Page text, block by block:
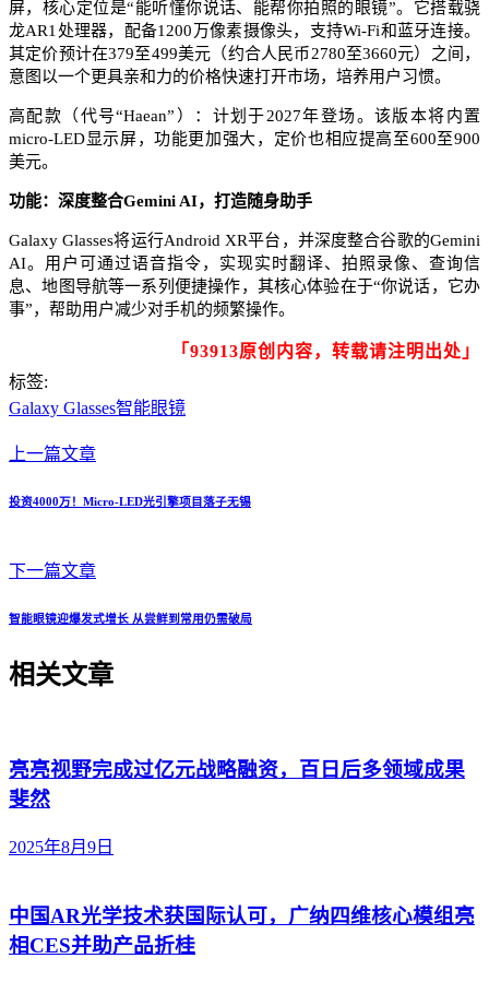
屏，核心定位是“能听懂你说话、能帮你拍照的眼镜”。它搭载骁
龙AR1处理器，配备1200万像素摄像头，支持Wi-Fi和蓝牙连接。
其定价预计在379至499美元（约合人民币2780至3660元）之间，
意图以一个更具亲和力的价格快速打开市场，培养用户习惯。
高配款（代号“Haean”）：计划于2027年登场。该版本将内置
micro-LED显示屏，功能更加强大，定价也相应提高至600至900
美元。
功能：深度整合Gemini AI，打造随身助手
Galaxy Glasses将运行Android XR平台，并深度整合谷歌的Gemini
AI。用户可通过语音指令，实现实时翻译、拍照录像、查询信
息、地图导航等一系列便捷操作，其核心体验在于“你说话，它办
事”，帮助用户减少对手机的频繁操作。
「93913原创内容，转载请注明出处」
标签:
Galaxy Glasses智能眼镜
上一篇文章
投资4000万！Micro-LED光引擎项目落子无锡
下一篇文章
智能眼镜迎爆发式增长 从尝鲜到常用仍需破局
相关文章
亮亮视野完成过亿元战略融资，百日后多领域成果
斐然
2025年8月9日
中国AR光学技术获国际认可，广纳四维核心模组亮
相CES并助产品折桂